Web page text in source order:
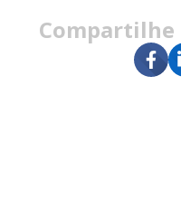
Compartilhe